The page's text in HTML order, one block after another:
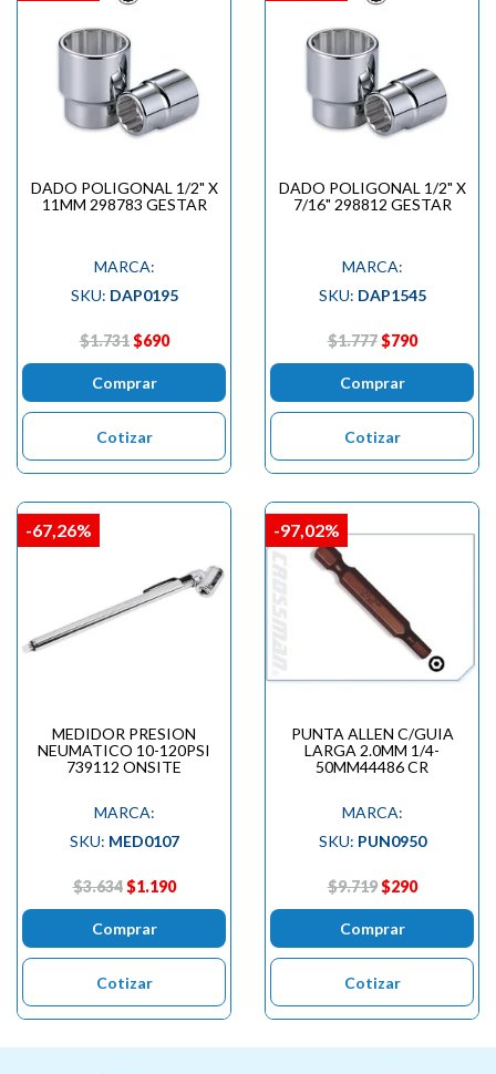
DADO POLIGONAL 1/2" X
11MM 298783 GESTAR
MARCA:
SKU: DAP0195
$1.731 $690
Comprar
Cotizar
DADO POLIGONAL 1/2" X
7/16" 298812 GESTAR
MARCA:
SKU: DAP1545
$1.777 $790
Comprar
Cotizar
MEDIDOR PRESION
NEUMATICO 10-120PSI
739112 ONSITE
MARCA:
SKU: MED0107
$3.634 $1.190
Comprar
Cotizar
-67,26%
PUNTA ALLEN C/GUIA
LARGA 2.0MM 1/4-
50MM44486 CR
MARCA:
SKU: PUN0950
$9.719 $290
Comprar
Cotizar
-97,02%